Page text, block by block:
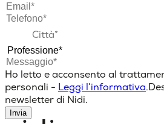
Ho letto e acconsento al
personali - Leggi l’informativa.
newsletter di Nidi.
Invia